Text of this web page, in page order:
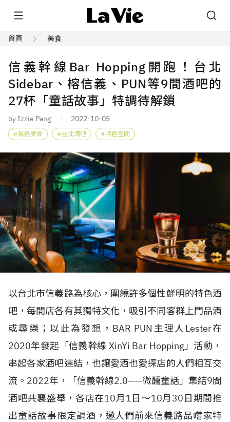
首頁 美食
信義幹線Bar Hopping開跑！台北
Sidebar、榕信義、PUN等9間酒吧的
27杯「童話故事」特調待解鎖
by Izzie Pang 2022-10-05
風格美食 台北酒吧 特色空間
以台北市信義路為核心，圍繞許多個性鮮明的特色酒
吧，每間店各有其獨特文化，吸引不同客群上門品酒
或尋樂；以此為發想，BAR PUN主理人Lester在
2020年發起「信義幹線 XinYi Bar Hopping」活動，
串起各家酒吧連結，也讓愛酒也愛探店的人們相互交
流。2022年，「信義幹線2.0——微醺童話」集結9間
酒吧共襄盛舉，各店在10月1日～10月30日期間推
出童話故事限定調酒，邀人們前來信義路品嚐家特